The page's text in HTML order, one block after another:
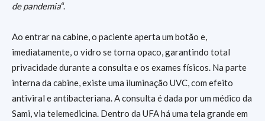
de pandemia“.
Ao entrar na cabine, o paciente aperta um botão e,
imediatamente, o vidro se torna opaco, garantindo total
privacidade durante a consulta e os exames físicos. Na parte
interna da cabine, existe uma iluminação UVC, com efeito
antiviral e antibacteriana. A consulta é dada por um médico da
Sami, via telemedicina. Dentro da UFA há uma tela grande em